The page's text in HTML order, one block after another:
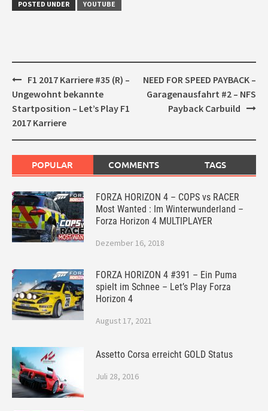
POSTED UNDER YOUTUBE
Post
navigation
F1 2017 Karriere #35 (R) –
Ungewohnt bekannte
Startposition – Let’s Play F1
2017 Karriere
NEED FOR SPEED PAYBACK –
Garagenausfahrt #2 – NFS
Payback Carbuild
POPULAR COMMENTS TAGS
FORZA HORIZON 4 – COPS vs RACER
Most Wanted : Im Winterwunderland –
Forza Horizon 4 MULTIPLAYER
Dezember 16, 2018
FORZA HORIZON 4 #391 – Ein Puma
spielt im Schnee – Let’s Play Forza
Horizon 4
August 17, 2021
Assetto Corsa erreicht GOLD Status
Juli 28, 2016